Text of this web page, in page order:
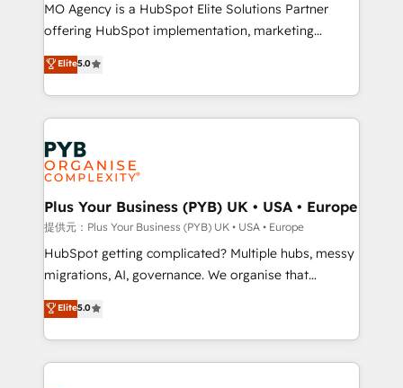
object setup, CMS builds, and full-funnel automation.
- Dashboards, lifecycle campaigns, and lead
nurturing sequences. - Cross-hub setup across
Marketing, Sales, Operations, and Service Hubs. -
Ongoing optimization, managed support, and
scalable retainers. Let’s make HubSpot your most
powerful growth engine. Built to convert, scale, and
drive results.
MO Agency is a HubSpot Elite Solutions Partner
offering HubSpot implementation, marketing
automation, CRM and RevOps consulting, data
architecture, sales enablement, lifecycle automation,
lead scoring and revenue reporting. HubSpot,
Salesforce and integrated enterprise stacks. Digital
Marketing, Answer Engine Optimisation, and
Generative Engine Optimisation (AI Search),
HubSpot Content Hub, WordPress development,
B2B SEO, paid media, and content. We work with
enterprise and growth-led companies across
technology, professional services, financial services
and industrial sectors. Offices in Johannesburg, Cape
implementations delivered. AI visibility coverage
across ChatGPT, Claude, Perplexity, Gemini and
Elite5.0
Plus Your Business (PYB) UK • USA • Europe
提供元：Plus Your Business (PYB) UK • USA • Europe
HubSpot getting complicated? Multiple hubs, messy
migrations, AI, governance. We organise that
complexity, so your team can put HubSpot to work...
Welcome to our Profile! We help with: • CRM
implementation, reports, workflows, and team
training • CRM migration from Salesforce, Pipedrive,
Elite5.0